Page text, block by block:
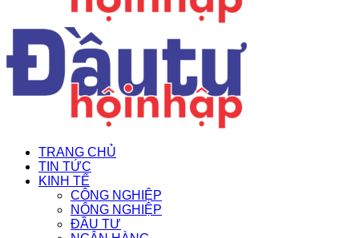
TRANG CHỦ
TIN TỨC
KINH TẾ
CÔNG NGHIỆP
NÔNG NGHIỆP
ĐẦU TƯ